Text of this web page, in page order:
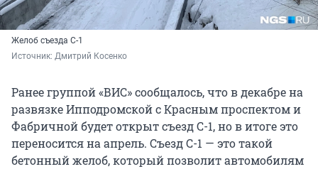
Желоб съезда С-1
Источник: Дмитрий Косенко
Ранее группой «ВИС» сообщалось, что в декабре на
развязке Ипподромской с Красным проспектом и
Фабричной будет открыт съезд С-1, но в итоге это
переносится на апрель. Съезд С-1 — это такой
бетонный желоб, который позволит автомобилям